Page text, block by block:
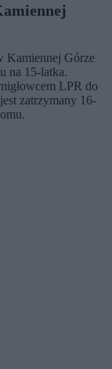
Kamiennej Górze
na 15-latka.
LPR do
zatrzymany 16-